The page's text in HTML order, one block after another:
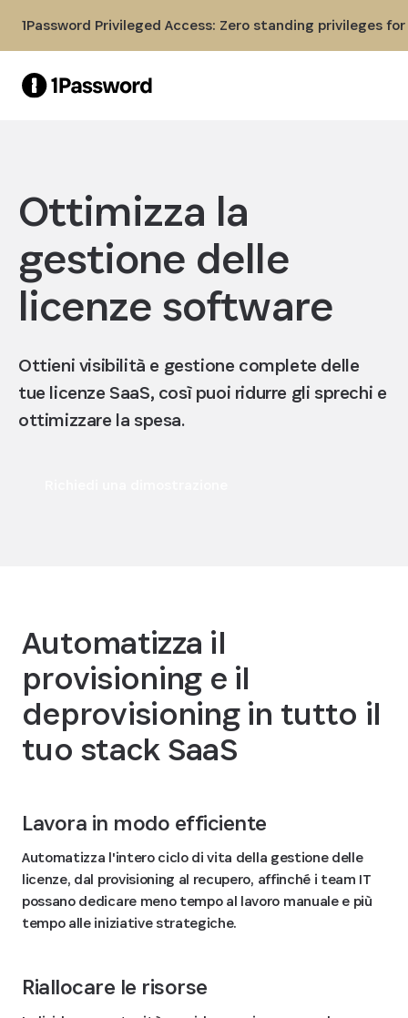
1Password Privileged Access: Zero standing privileges
Ottimizza la
gestione delle
licenze software
Ottieni visibilità e gestione complete delle
tue licenze SaaS, così puoi ridurre gli sprechi e
ottimizzare la spesa.
Automatizza il
provisioning e il
deprovisioning in tutto il
tuo stack SaaS
Lavora in modo efficiente
Automatizza l'intero ciclo di vita della gestione delle
licenze, dal provisioning al recupero, affinché i team IT
possano dedicare meno tempo al lavoro manuale e più
tempo alle iniziative strategiche.
Riallocare le risorse